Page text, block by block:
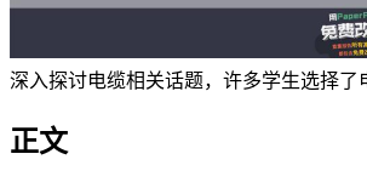
深入探讨电缆相关话题，许多学生选择
正文